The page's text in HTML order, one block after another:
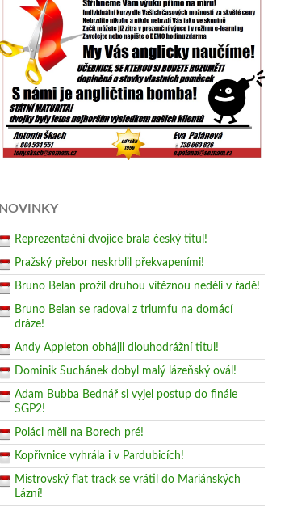
NOVINKY
Reprezentační dvojice brala český titul!
Pražský přebor neskrblil překvapeními!
Bruno Belan prožil druhou vítěznou neděli v řadě!
Bruno Belan se radoval z triumfu na domácí
dráze!
Andy Appleton obhájil dlouhodrážní titul!
Dominik Suchánek dobyl malý lázeňský ovál!
Adam Bubba Bednář si vyjel postup do finále
SGP2!
Poláci měli na Borech pré!
Kopřivnice vyhrála i v Pardubicích!
Mistrovský flat track se vrátil do Mariánských
Lázní!